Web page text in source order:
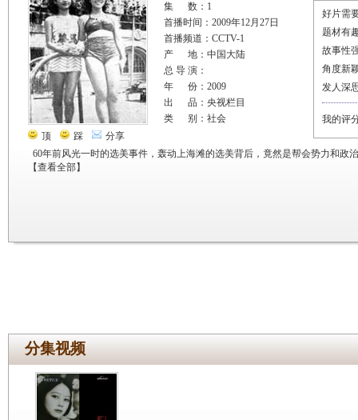
顶 踩 分享
集 数：1
首播时间：2009年12月27日
首播频道：CCTV-1
产 地：中国大陆
总 导 演：
年 份：2009
出 品：央视栏目
类 别：社会
60年前风光一时的选美事件，轰动上海滩的选美背后，竟然是帮会势力和政
【查看全部】
好片需
题材有
故事性
角度新
发人深
我的评
分集视频